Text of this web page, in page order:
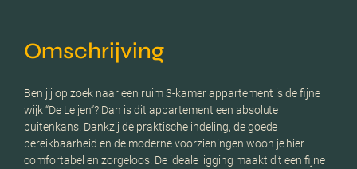
Omschrijving
Ben jij op zoek naar een ruim 3-kamer appartement is de fijne
wijk “De Leijen”? Dan is dit appartement een absolute
buitenkans! Dankzij de praktische indeling, de goede
bereikbaarheid en de moderne voorzieningen woon je hier
comfortabel en zorgeloos. De ideale ligging maakt dit een fijne